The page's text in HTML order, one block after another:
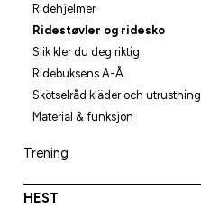
Ridehjelmer
Ridestøvler og ridesko
Slik kler du deg riktig
Ridebuksens A-Å
Skötselråd kläder och utrustning
Material & funksjon
Trening
HEST